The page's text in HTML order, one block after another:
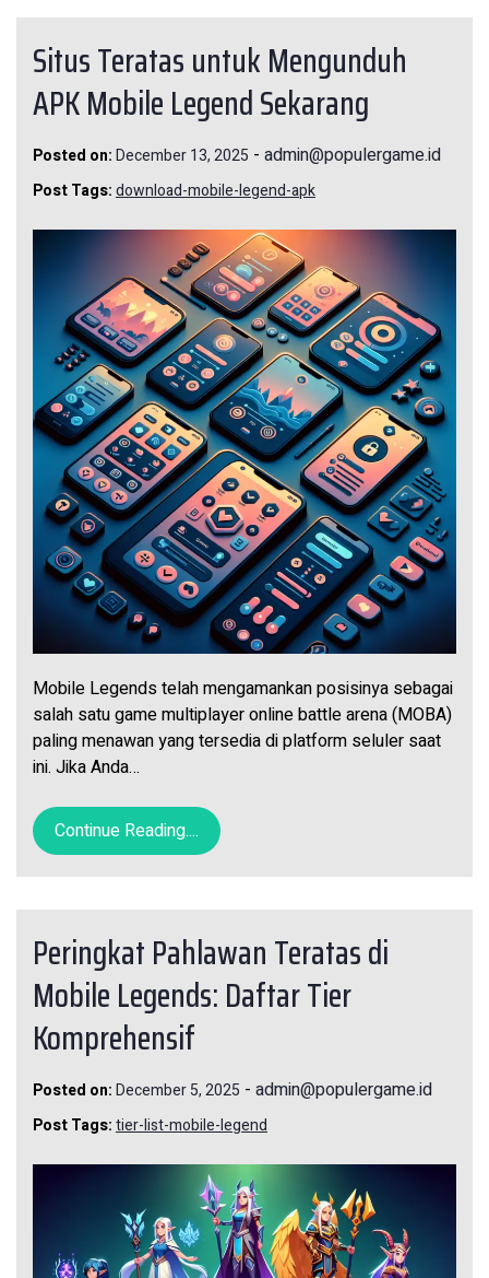
Situs Teratas untuk Mengunduh
APK Mobile Legend Sekarang
Posted on:December 13, 2025 - admin@populergame.id
Post Tags:download-mobile-legend-apk
Mobile Legends telah mengamankan posisinya sebagai
salah satu game multiplayer online battle arena (MOBA)
paling menawan yang tersedia di platform seluler saat
ini. Jika Anda…
Continue Reading....
Peringkat Pahlawan Teratas di
Mobile Legends: Daftar Tier
Komprehensif
Posted on:December 5, 2025 - admin@populergame.id
Post Tags:tier-list-mobile-legend